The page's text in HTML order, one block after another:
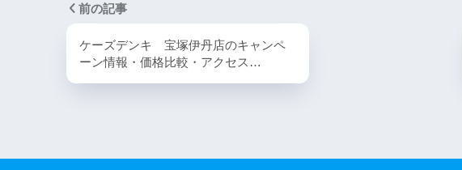
前の記事
ケーズデンキ 宝塚伊丹店のキャンペ
ーン情報・価格比較・アクセス…